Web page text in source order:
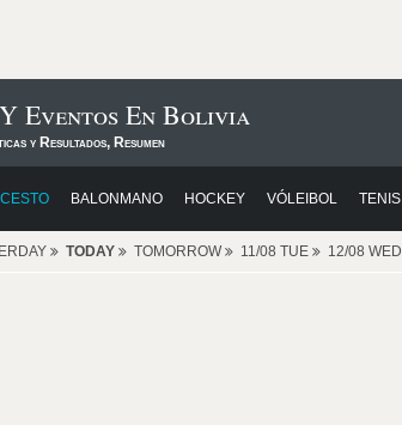
Eventos En Bolivia
y Resultados, Resumen
BALONMANO HOCKEY VÓLEIBOL TENIS
TODAY TOMORROW 11/08 TUE 12/08 WED